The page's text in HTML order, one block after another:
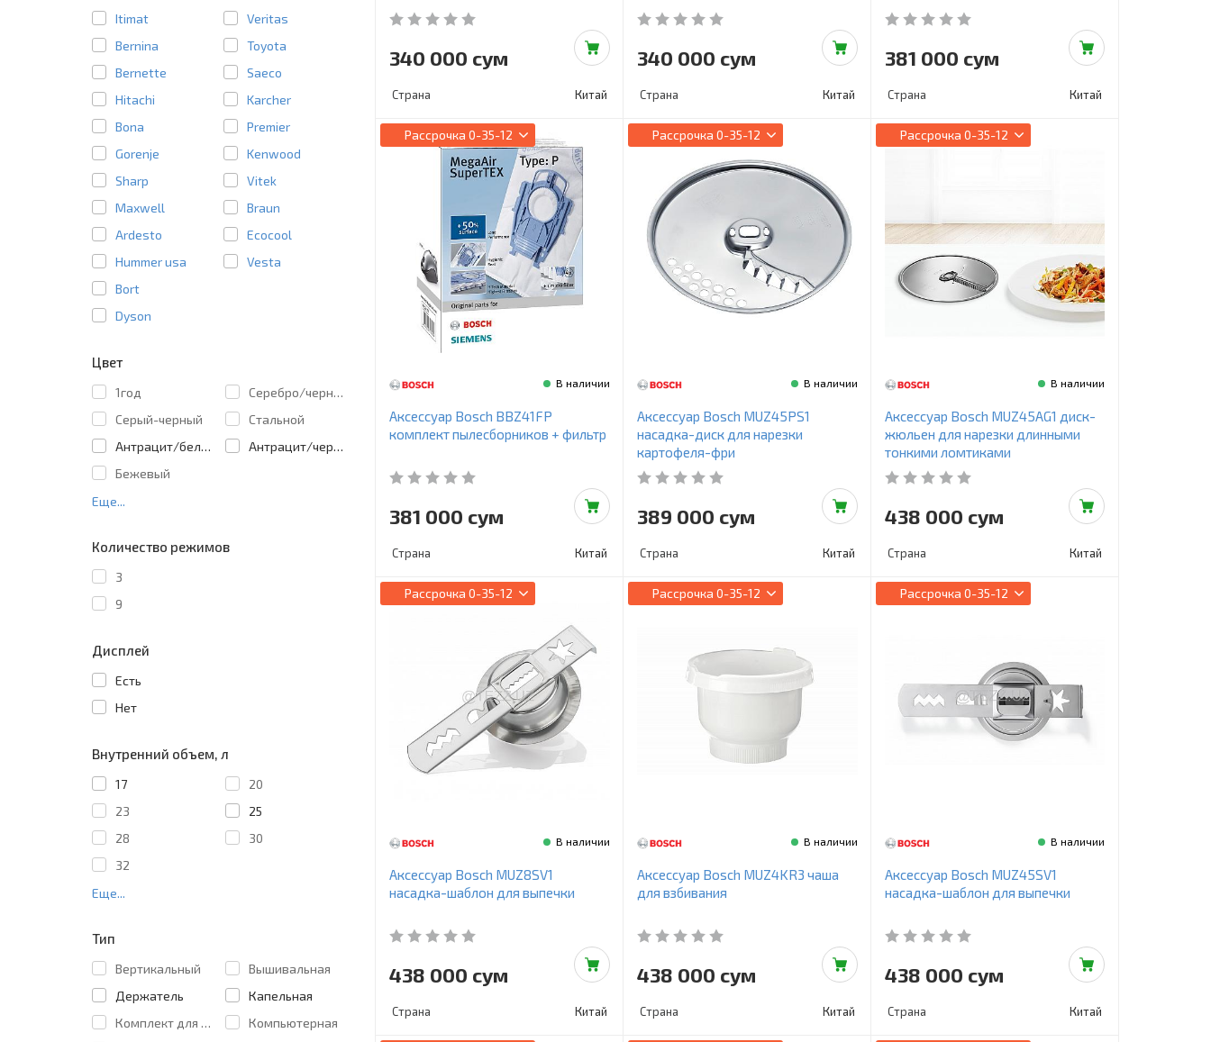
Itimat
Veritas
Bernina
Toyota
Bernette
Saeco
Hitachi
Karcher
Bona
Premier
Gorenje
Kenwood
Sharp
Vitek
Maxwell
Braun
Ardesto
Ecocool
Hummer usa
Vesta
Bort
Dyson
Цвет
1год
Cеребро/черный
Cерый-черный
Cтальной
Антрацит/белый
Антрацит/черный
Бежевый
Еще...
Количество режимов
3
9
Дисплей
Есть
Нет
Внутренний объем, л
17
20
23
25
28
30
32
Еще...
Тип
Вертикальный
Вышивальная
Держатель
Капельная
Комплект для штабелирования
Компьютерная
340 000 сум
Страна Китай
340 000 сум
Страна Китай
381 000 сум
Страна Китай
Рассрочка 0-35-12
В наличии
Аксессуар Bosch BBZ41FP
комплект пылесборников + фильтр
381 000 сум
Страна Китай
Рассрочка 0-35-12
В наличии
Аксессуар Bosch MUZ45PS1
насадка-диск для нарезки
картофеля-фри
389 000 сум
Страна Китай
Рассрочка 0-35-12
В наличии
Аксессуар Bosch MUZ45AG1 диск-
жюльен для нарезки длинными
тонкими ломтиками
438 000 сум
Страна Китай
Рассрочка 0-35-12
В наличии
Аксессуар Bosch MUZ8SV1
насадка-шаблон для выпечки
438 000 сум
Страна Китай
Рассрочка 0-35-12
В наличии
Аксессуар Bosch MUZ4KR3 чаша
для взбивания
438 000 сум
Страна Китай
Рассрочка 0-35-12
В наличии
Аксессуар Bosch MUZ45SV1
насадка-шаблон для выпечки
438 000 сум
Страна Китай